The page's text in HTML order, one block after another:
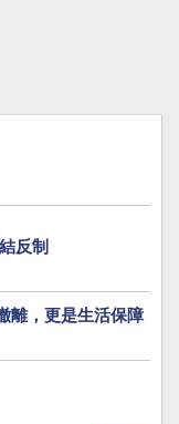
反制
離，更是生活保障